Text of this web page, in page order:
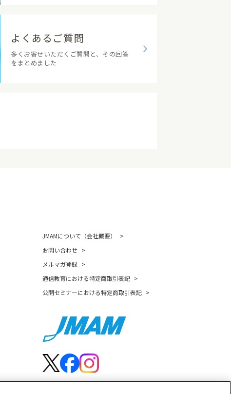
よくあるご質問
多くお寄せいただくご質問と、その回答
をまとめました
JMAMについて（会社概要）
お問い合わせ
メルマガ登録
通信教育における特定商取引表記
公開セミナーにおける特定商取引表記